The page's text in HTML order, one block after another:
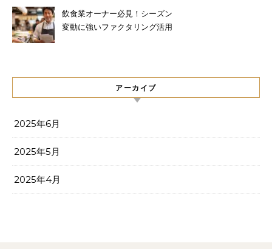
飲食業オーナー必見！シーズン
変動に強いファクタリング活用
アーカイブ
2025年6月
2025年5月
2025年4月